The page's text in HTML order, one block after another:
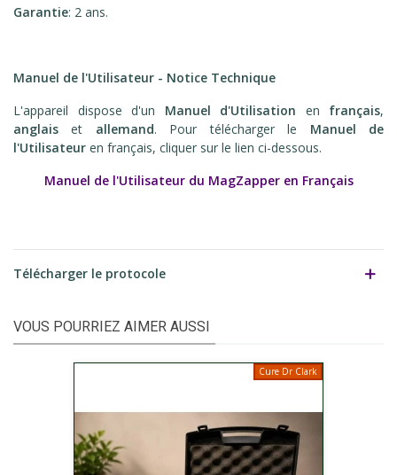
Garantie: 2 ans.
Manuel de l'Utilisateur - Notice Technique
L'appareil dispose d'un Manuel d'Utilisation en français,
anglaiset allemand. Pour télécharger le Manuel de
l'Utilisateur en français, cliquer sur le lien ci-dessous.
Manuel de l'Utilisateur du MagZapper en Français
Télécharger le protocole
VOUS POURRIEZ AIMER AUSSI
Cure Dr Clark